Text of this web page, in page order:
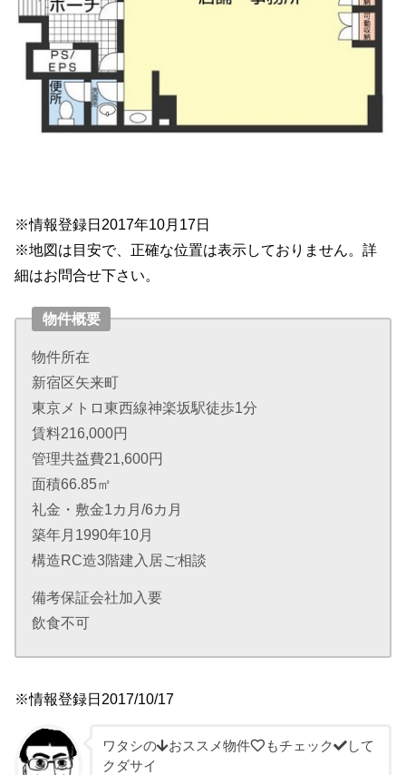
※情報登録日2017年10月17日
※地図は目安で、正確な位置は表示しておりません。詳
細はお問合せ下さい。
物件概要
物件所在
新宿区矢来町
東京メトロ東西線神楽坂駅徒歩1分
賃料216,000円
管理共益費21,600円
面積66.85㎡
礼金・敷金1カ月/6カ月
築年月1990年10月
構造RC造3階建入居ご相談
備考保証会社加入要
飲食不可
※情報登録日2017/10/17
ワタシの おススメ物件 もチェック
して
クダサイ